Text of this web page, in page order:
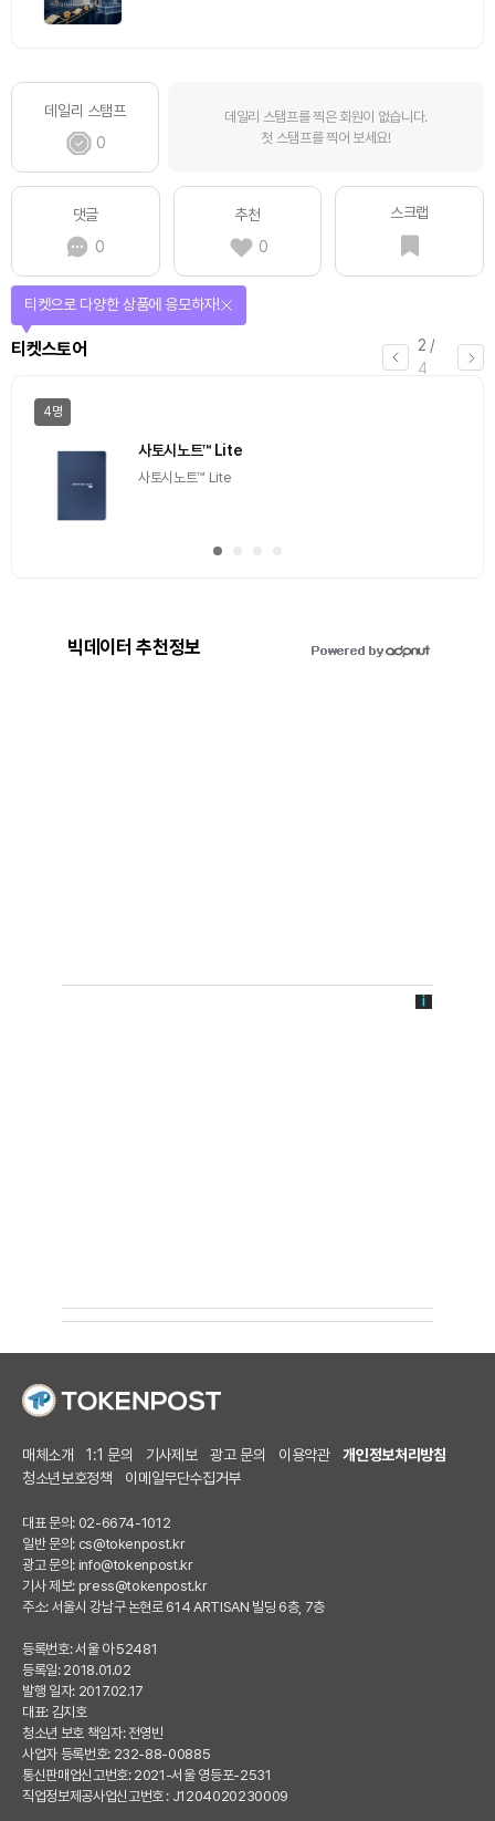
데일리 스탬프
0
데일리 스탬프를 찍은 회원이 없습니다.
첫 스탬프를 찍어 보세요!
댓글
0
추천
0
스크랩
3 /
4
에어드랍
선물이 쏟아지는 에어드랍 이벤트!
일반
[Episode 12] IXO™2024 참여하고, 2억원 상당 에어
드랍 받자!
빅데이터 추천정보
매체소개 1:1 문의 기사제보 광고 문의 이용약관
개인정보처리방침
청소년보호정책
이메일무단수집거부
대표 문의: 02-6674-1012
일반 문의: cs@tokenpost.kr
광고 문의: info@tokenpost.kr
기사 제보: press@tokenpost.kr
주소: 서울시 강남구 논현로 614 ARTISAN 빌딩 6층, 7층
등록번호: 서울 아 52481
등록일: 2018.01.02
발행 일자: 2017.02.17
대표: 김지호
청소년 보호 책임자: 전영빈
사업자 등록번호: 232-88-00885
통신판매업신고번호: 2021-서울 영등포-2531
직업정보제공사업신고번호 : J1204020230009